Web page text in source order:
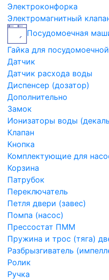
Электроконфорка
Электромагнитный
Посудомоечная
Гайка для
Датчик
Датчик расхода воды
Диспенсер (дозатор)
Дополнительно
Замок
Ионизаторы воды
Клапан
Кнопка
Комплектующие для
Корзина
Патрубок
Переключатель
Петля двери (завес)
Помпа (насос)
Преcсостат ПММ
Пружина и трос (тяга)
Разбрызгиватель
Ролик
Ручка